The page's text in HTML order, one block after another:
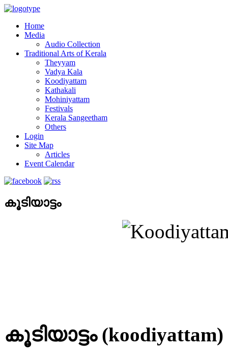
Home
Media
Audio Collection
Traditional Arts of Kerala
Theyyam
Vadya Kala
Koodiyattam
Kathakali
Mohiniyattam
Festivals
Kerala Sangeetham
Others
Login
Site Map
Articles
Event Calendar
കൂടിയാട്ടം
കൂടിയാട്ടം (koodiyattam)